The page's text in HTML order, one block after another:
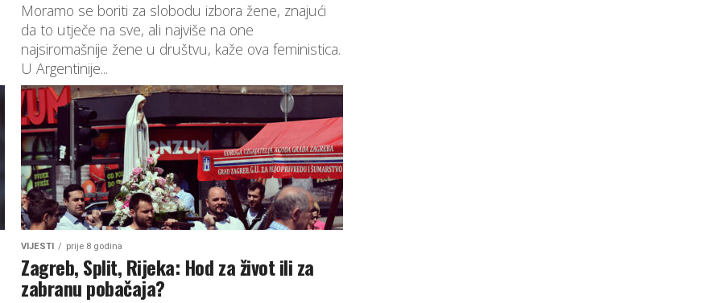
Moramo se boriti za slobodu izbora žene, znajući
da to utječe na sve, ali najviše na one
najsiromašnije žene u društvu, kaže ova feministica.
U Argentinije...
VIJESTI prije 8 godina
Zagreb, Split, Rijeka: Hod za život ili za
zabranu pobačaja?